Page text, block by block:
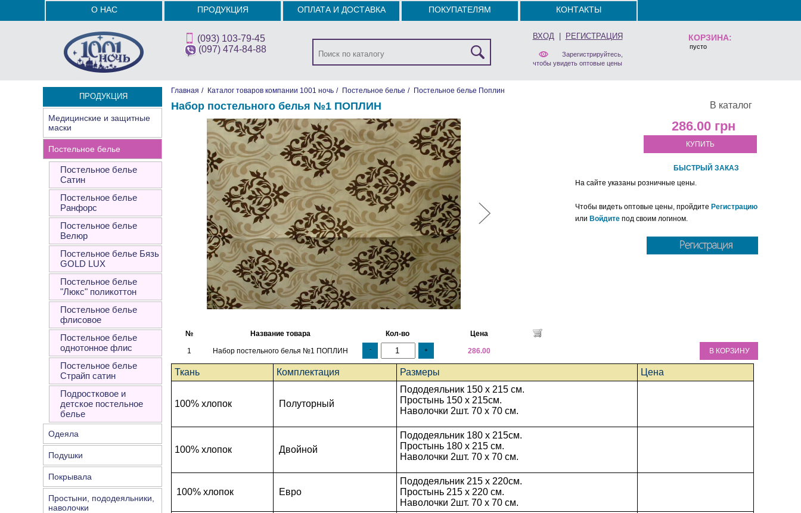
КОРЗИНА:
пусто
О НАС ПРОДУКЦИЯ ОПЛАТА И ДОСТАВКА ПОКУПАТЕЛЯМ КОНТАКТЫ
(093) 103-79-45
(097) 474-84-88
ВХОД| РЕГИСТРАЦИЯ
Зарегистрируйтесь,
чтобы увидеть оптовые цены
ПРОДУКЦИЯ
Медицинские и защитные
маски
Постельное белье
Постельное белье
Сатин
Постельное белье
Ранфорс
Постельное белье
Велюр
Постельное белье Бязь
GOLD LUX
Постельное белье
"Люкс" поликоттон
Постельное белье
флисовое
Постельное белье
однотонное флис
Постельное белье
Страйп сатин
Подростковое и
детское постельное
белье
Одеяла
Подушки
Покрывала
Простыни, пододеяльники,
наволочки
Главная / Каталог товаров компании 1001 ночь / Постельное белье / Постельное белье Поплин
В каталог
Набор постельного белья №1 ПОПЛИН
286.00
КУПИТЬ
БЫСТРЫЙ ЗАКАЗ
На сайте указаны розничные цены.
Чтобы видеть оптовые цены, пройдите Регистрацию
или Войдите под своим логином.
№ Название товара Кол-во Цена
1 Набор постельного белья №1 ПОПЛИН - + 286.00 В КОРЗИНУ
Ткань Комплектация Размеры Цена
100% хлопок Полуторный
Пододеяльник 150 x 215 см.
Простынь 150 x 215см.
Наволочки 2шт. 70 х 70 см.
100% хлопок Двойной
Пододеяльник 180 х 215см.
Простынь 180 х 215 см.
Наволочки 2шт. 70 х 70 см.
100% хлопок Евро
Пододеяльник 215 х 220см.
Простынь 215 х 220 см.
Наволочки 2шт. 70 х 70 см.